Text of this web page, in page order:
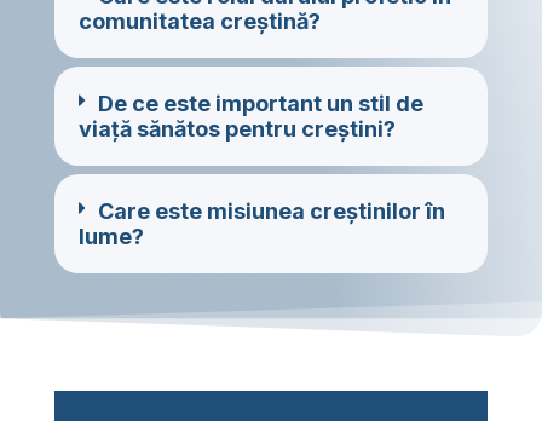
comunitatea creștină?
De ce este important un stil de
viață sănătos pentru creștini?
Care este misiunea creștinilor în
lume?